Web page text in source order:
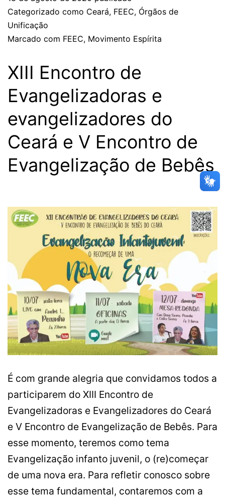
Categorizado como Ceará, FEEC, Órgãos de
Unificação
Marcado com FEEC, Movimento Espírita
XIII Encontro de
Evangelizadoras e
evangelizadores do
Ceará e V Encontro de
Evangelização de Bebês
É com grande alegria que convidamos todos a
participarem do XIII Encontro de
Evangelizadoras e Evangelizadores do Ceará
e V Encontro de Evangelização de Bebês. Para
esse momento, teremos como tema
Evangelização infanto juvenil, o (re)começar
de uma nova era. Para refletir conosco sobre
esse tema fundamental, contaremos com a